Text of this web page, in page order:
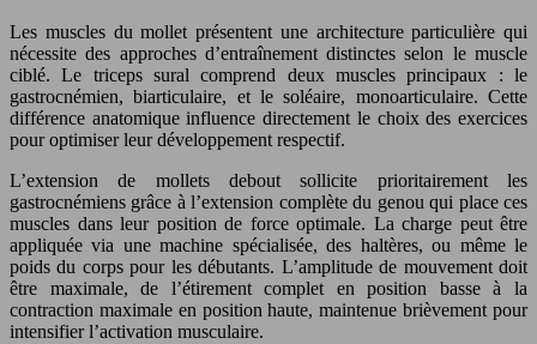
Les muscles du mollet présentent une architecture particulière qui
nécessite des approches d’entraînement distinctes selon le muscle
ciblé. Le triceps sural comprend deux muscles principaux : le
gastrocnémien, biarticulaire, et le soléaire, monoarticulaire. Cette
différence anatomique influence directement le choix des exercices
pour optimiser leur développement respectif.
L’extension de mollets debout sollicite prioritairement les
gastrocnémiens grâce à l’extension complète du genou qui place ces
muscles dans leur position de force optimale. La charge peut être
appliquée via une machine spécialisée, des haltères, ou même le
poids du corps pour les débutants. L’amplitude de mouvement doit
être maximale, de l’étirement complet en position basse à la
contraction maximale en position haute, maintenue brièvement pour
intensifier l’activation musculaire.